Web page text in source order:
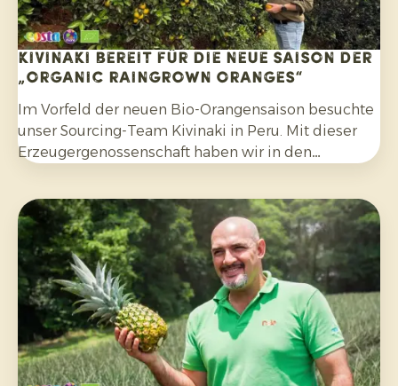
Kivinaki bereit für die neue Saison der
„Organic Raingrown Oranges“
Im Vorfeld der neuen Bio-Orangensaison besuchte
unser Sourcing-Team Kivinaki in Peru. Mit dieser
Erzeugergenossenschaft haben wir in den
Exportprogramm aufgebaut. Während des Besuchs
bereiteten wir gemeinsam die kommenden
Monate vor.